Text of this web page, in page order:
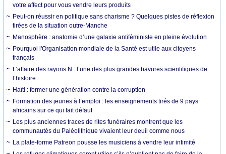
votre affect pour vous vendre leurs produits
Peut-on réussir en politique sans charisme ? Quelques pistes de réflexion
tirées de la situation outre-Manche
Manosphère : anatomie d’une galaxie antiféministe en pleine évolution
Pourquoi l'Organisation mondiale de la Santé est utile aux citoyens
français
L’affaire des rayons N : l’une des plus grandes bavures scientifiques de
l’histoire
Haïti : former une génération contre la corruption
Formation des jeunes à l’emploi : les enseignements tirés de 9 pays
africains sur ce qui fait défaut
Les plus anciennes traces de rites funéraires montrent que les
communautés du Paléolithique vivaient leur deuil comme nous
La plate-forme Patreon pousse les musiciens à vendre leur intimité